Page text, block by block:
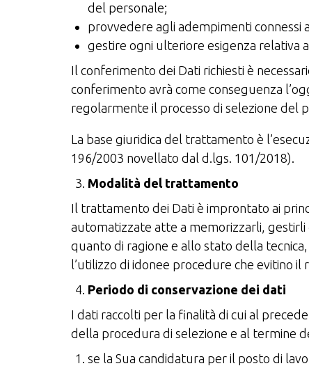
del personale;
provvedere agli adempimenti connessi
gestire ogni ulteriore esigenza relativa
Il conferimento dei Dati richiesti è
conferimento avrà come conseguenza
regolarmente il processo di selezione del
La base giuridica del trattamento è
196/2003 novellato dal d.lgs. 101/2018).
Modalità del trattamento
Il trattamento dei Dati è improntato ai
automatizzate atte a memorizzarli,
quanto di ragione e allo stato della
l’utilizzo di idonee procedure che evitino
Periodo di conservazione dei dati
I dati raccolti per la finalità di cui al
della procedura di selezione e al termine
se la Sua candidatura per il posto di